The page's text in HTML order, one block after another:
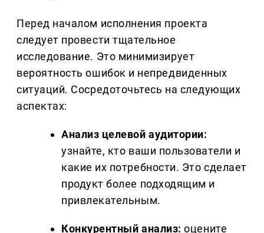
Перед началом исполнения проекта
следует провести тщательное
исследование. Это минимизирует
вероятность ошибок и непредвиденных
ситуаций. Сосредоточьтесь на следующих
аспектах:
Анализ целевой аудитории:
узнайте, кто ваши пользователи и
какие их потребности. Это сделает
продукт более подходящим и
привлекательным.
Конкурентный анализ: оцените